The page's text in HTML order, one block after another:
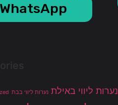
WhatsApp
נערות ליווי באילת נערות ליווי בבת